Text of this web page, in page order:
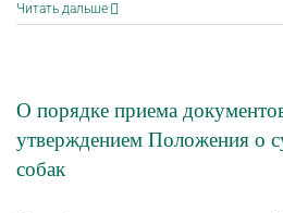
Читать дальше
О порядке приема
утверждением Положения о
собак